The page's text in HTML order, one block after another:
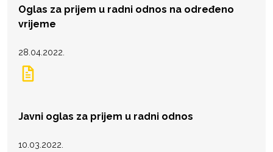
Oglas za prijem u radni odnos na određeno
vrijeme
28.04.2022.
Javni oglas za prijem u radni odnos
10.03.2022.